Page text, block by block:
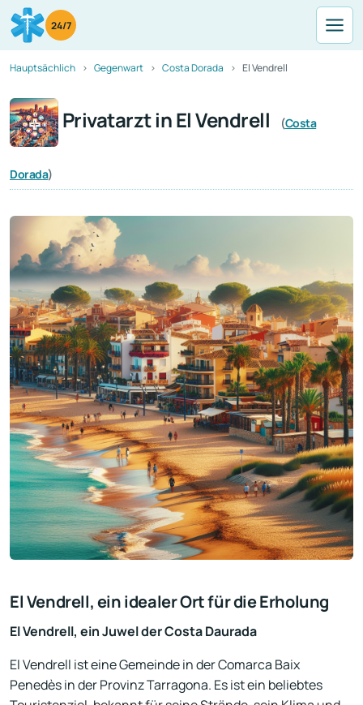
24/7
Hauptsächlich Gegenwart Costa Dorada El Vendrell
Privatarzt in El Vendrell (Costa
Dorada)
El Vendrell, ein idealer Ort für die Erholung
El Vendrell, ein Juwel der Costa Daurada
El Vendrell ist eine Gemeinde in der Comarca Baix
Penedès in der Provinz Tarragona. Es ist ein beliebtes